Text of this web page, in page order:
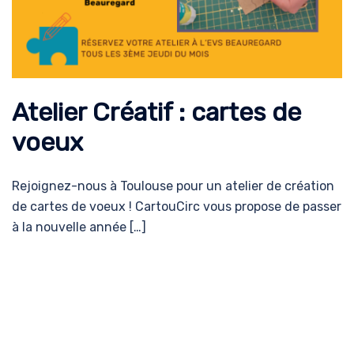
Atelier Créatif : cartes de
voeux
Rejoignez-nous à Toulouse pour un atelier de création
de cartes de voeux ! CartouCirc vous propose de passer
à la nouvelle année […]